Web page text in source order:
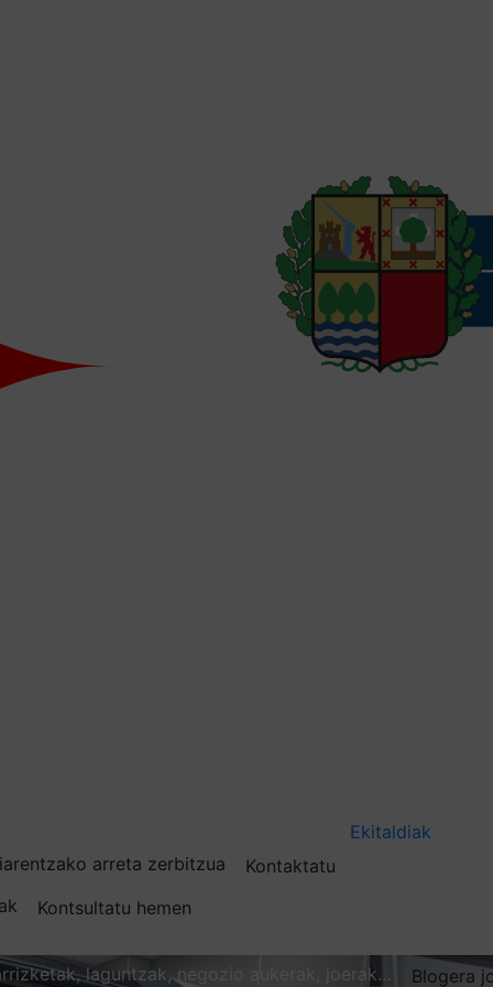
arreta zerbitzua
Kontaktatu
Kontsultatu hemen
Ekitaldiak
laguntzak, negozio aukerak, joerak… Blogera